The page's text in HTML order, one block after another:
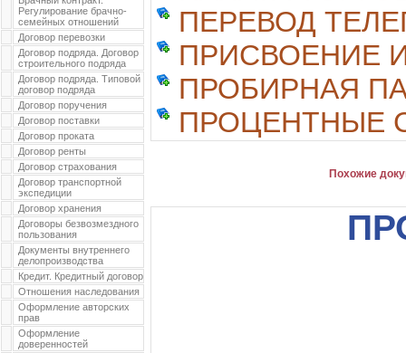
Регулирование брачно-
семейных отношений
Договор перевозки
Договор подряда. Договор
строительного подряда
Договор подряда. Типовой
договор подряда
Договор поручения
Договор поставки
Договор проката
Договор ренты
Договор страхования
Договор транспортной
экспедиции
Договор хранения
Договоры безвозмездного
пользования
Документы внутреннего
делопроизводства
Кредит. Кредитный договор
Отношения наследования
Оформление авторских
прав
Оформление
доверенностей
ПЕРЕВОД
ПРИСВОЕНИЕ
ПРОБИРНАЯ
ПРОЦЕНТНЫЕ
Похожие